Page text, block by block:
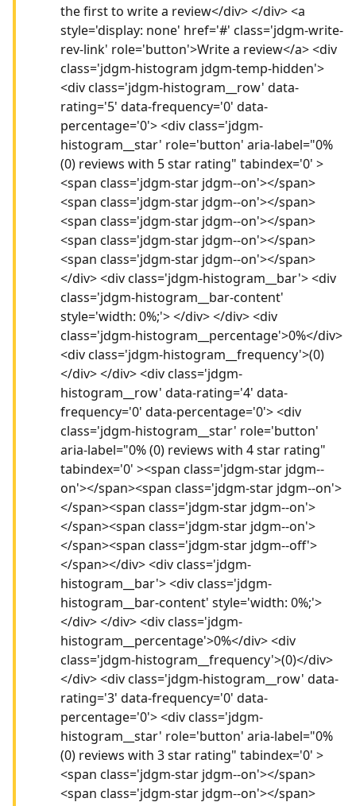
the first to write a review</div> </div> <a
style='display: none' href='#' class='jdgm-write-
rev-link' role='button'>Write a review</a> <div
class='jdgm-histogram jdgm-temp-hidden'>
<div class='jdgm-histogram__row' data-
rating='5' data-frequency='0' data-
percentage='0'> <div class='jdgm-
histogram__star' role='button' aria-label="0%
(0) reviews with 5 star rating" tabindex='0' >
<span class='jdgm-star jdgm--on'></span>
<span class='jdgm-star jdgm--on'></span>
<span class='jdgm-star jdgm--on'></span>
<span class='jdgm-star jdgm--on'></span>
<span class='jdgm-star jdgm--on'></span>
</div> <div class='jdgm-histogram__bar'> <div
class='jdgm-histogram__bar-content'
style='width: 0%;'> </div> </div> <div
class='jdgm-histogram__percentage'>0%</div>
<div class='jdgm-histogram__frequency'>(0)
</div> </div> <div class='jdgm-
histogram__row' data-rating='4' data-
frequency='0' data-percentage='0'> <div
class='jdgm-histogram__star' role='button'
aria-label="0% (0) reviews with 4 star rating"
tabindex='0' ><span class='jdgm-star jdgm--
on'></span><span class='jdgm-star jdgm--on'>
</span><span class='jdgm-star jdgm--on'>
</span><span class='jdgm-star jdgm--on'>
</span><span class='jdgm-star jdgm--off'>
</span></div> <div class='jdgm-
histogram__bar'> <div class='jdgm-
histogram__bar-content' style='width: 0%;'>
</div> </div> <div class='jdgm-
histogram__percentage'>0%</div> <div
class='jdgm-histogram__frequency'>(0)</div>
</div> <div class='jdgm-histogram__row' data-
rating='3' data-frequency='0' data-
percentage='0'> <div class='jdgm-
histogram__star' role='button' aria-label="0%
(0) reviews with 3 star rating" tabindex='0' >
<span class='jdgm-star jdgm--on'></span>
<span class='jdgm-star jdgm--on'></span>